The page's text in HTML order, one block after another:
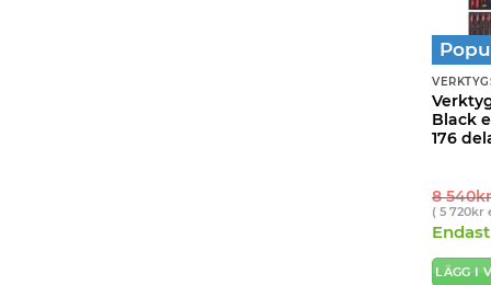
Black
176
8 540
(5 720kr
LÄGG I